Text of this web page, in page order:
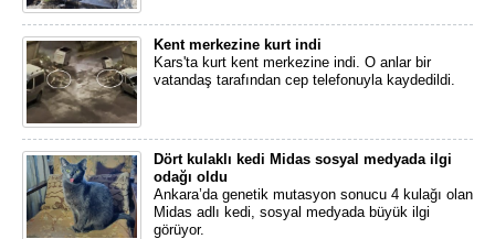
Kent merkezine kurt indi
Kars'ta kurt kent merkezine indi. O anlar bir
vatandaş tarafından cep telefonuyla kaydedildi.
Dört kulaklı kedi Midas sosyal medyada ilgi
odağı oldu
Ankara’da genetik mutasyon sonucu 4 kulağı olan
Midas adlı kedi, sosyal medyada büyük ilgi
görüyor.